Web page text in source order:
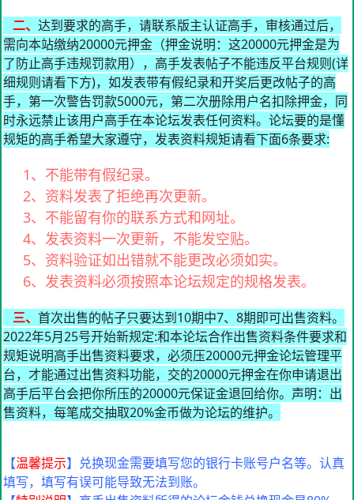
二、 达到要求的高手，请联系版主认证高手，审核通过后，
需向本站缴纳20000元押金（押金说明：这20000元押金是为
了防止高手违规罚款用），高手发表帖子不能违反平台规则(详
细规则请看下方)，如发表带有假纪录和开奖后更改帖子的高
手，第一次警告罚款5000元，第二次册除用户名扣除押金，同
时永远禁止该用户高手在本论坛发表任何资料。论坛要的是懂
规矩的高手希望大家遵守，发表资料规矩请看下面6条要求:
1、不能带有假纪录。
2、资料发表了拒绝再次更新。
3、不能留有你的联系方式和网址。
4、发表资料一次更新，不能发空贴。
5、资料验证如出错就不能更改必须如实。
6、发表资料必须按照本论坛规定的规格发表。
三、 首次出售的帖子只要达到10期中7、8期即可出售资料。
2022年5月25号开始新规定:和本论坛合作出售资料条件要求和
规矩说明高手出售资料要求，必须压20000元押金论坛管理平
台，才能通过出售资料功能，交的20000元押金在你申请退出
高手后平台会把你所压的20000元保证金退回给你。声明：出
售资料，每笔成交抽取20%金币做为论坛的维护。
【温馨提示】兑换现金需要填写您的银行卡账号户名等。认真
填写，填写有误可能导致无法到账。